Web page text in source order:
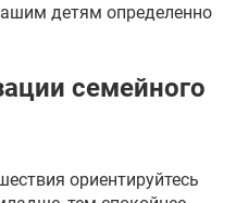
детям определенно
семейного
ориентируйтесь